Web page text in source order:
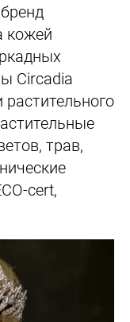
кожей
Circadia
трав,
cert,